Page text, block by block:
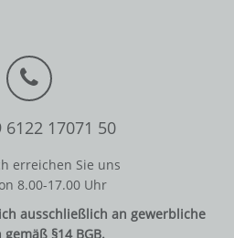
6122 17071 50
erreichen Sie uns
8.00-17.00 Uhr
ausschließlich an gewerbliche
§14 BGB.